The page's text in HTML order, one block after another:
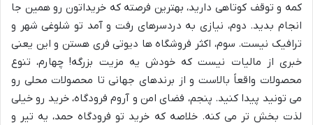
کمه و توقف کوتاهی دارید، بهترین فرصته که خریداتون رو همین جا
انجام بدید. دوم، نیازی به دردسرهای رفت و آمد تو شلوغی شهر و
ترافیک نیست. سوم، اکثر فروشگاه ها دیوتی فری هستن و این یعنی
خبری از مالیات نیست که خودش یه مزیت بزرگه! چهارم، تنوع
محصولات واقعاً بالاست و از برندهای جهانی تا محصولات محلی رو
می تونید پیدا کنید. پنجم، فضای امن و آروم فرودگاه، خرید رو خیلی
لذت بخش تر می کنه. خلاصه که خرید تو فرودگاه حمد، یه تیر و